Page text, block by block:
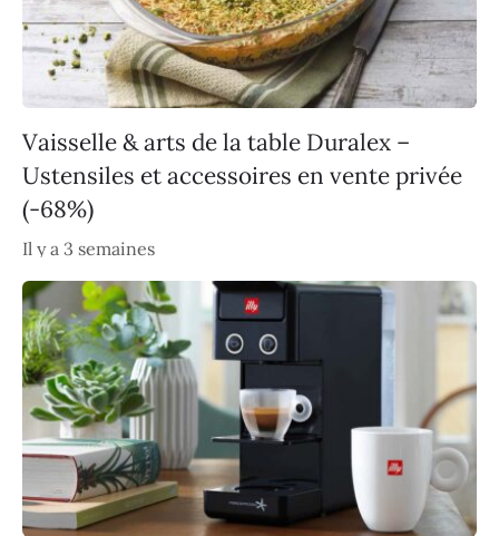
Vaisselle & arts de la table Duralex –
Ustensiles et accessoires en vente privée
(-68%)
Il y a 3 semaines